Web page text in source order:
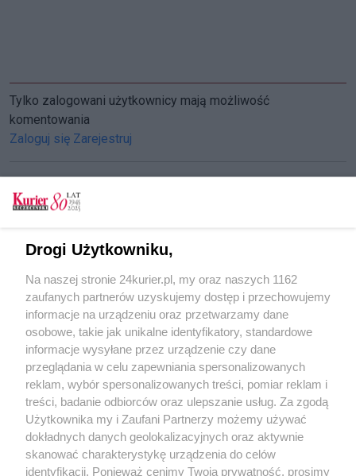
Tylko zalogowani użytkownicy mają możliwość
komentowania
Zaloguj się Zarejestruj
Zapisane w „Kurierze" (22-24.10.1964)
Zapisane w „Kurierze” (22.10.1964 r.)
Zapisane w „Kurierze” (17-23.10.1964 r.)
POGODA
22℃
Zobacz prognozę na 3 dni
Drogi Użytkowniku,
Na naszej stronie 24kurier.pl, my oraz naszych 1162
zaufanych partnerów uzyskujemy dostęp i przechowujemy
informacje na urządzeniu oraz przetwarzamy dane
osobowe, takie jak unikalne identyfikatory, standardowe
informacje wysyłane przez urządzenie czy dane
przeglądania w celu zapewniania spersonalizowanych
reklam, wybór spersonalizowanych treści, pomiar reklam i
treści, badanie odbiorców oraz ulepszanie usług. Za zgodą
Użytkownika my i Zaufani Partnerzy możemy używać
dokładnych danych geolokalizacyjnych oraz aktywnie
skanować charakterystykę urządzenia do celów
identyfikacji. Ponieważ cenimy Twoją prywatność, prosimy